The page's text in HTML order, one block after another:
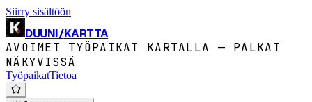
Siirry sisältöön
DUUNI/KARTTA
AVOIMET TYÖPAIKAT KARTALLA — PALKAT
NÄKYVISSÄ
TyöpaikatTietoa